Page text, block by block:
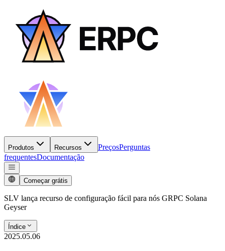
Produtos Recursos PreçosPerguntas
frequentesDocumentação
Começar grátis
SLV lança recurso de configuração fácil para nós GRPC Solana
Geyser
Índice
2025.05.06